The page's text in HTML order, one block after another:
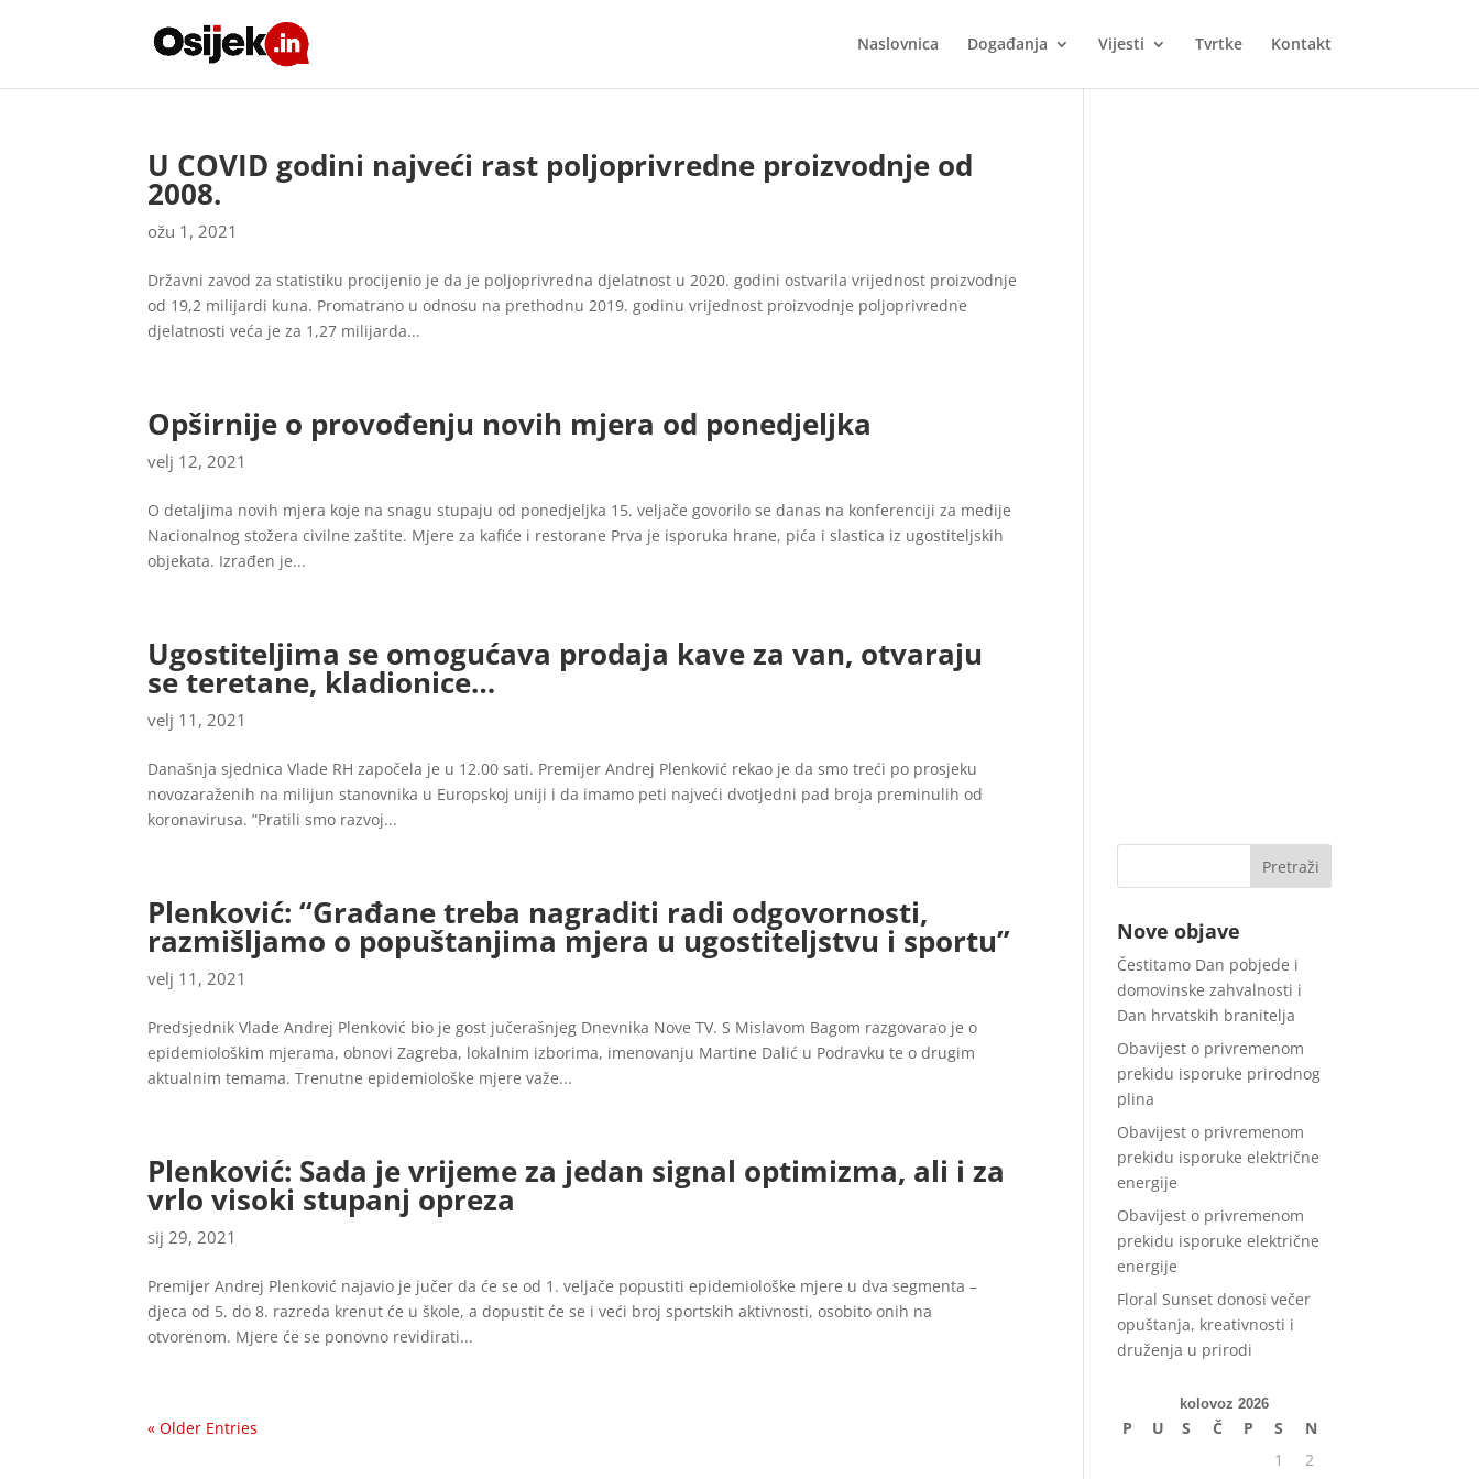
Naslovnica Događanja Vijesti Tvrtke Kontakt
U COVID godini najveći rast poljoprivredne proizvodnje od
2008.
ožu 1, 2021
Državni zavod za statistiku procijenio je da je poljoprivredna djelatnost u 2020. godini ostvarila vrijednost proizvodnje
od 19,2 milijardi kuna. Promatrano u odnosu na prethodnu 2019. godinu vrijednost proizvodnje poljoprivredne
djelatnosti veća je za 1,27 milijarda...
Opširnije o provođenju novih mjera od ponedjeljka
velj 12, 2021
O detaljima novih mjera koje na snagu stupaju od ponedjeljka 15. veljače govorilo se danas na konferenciji za medije
Nacionalnog stožera civilne zaštite. Mjere za kafiće i restorane Prva je isporuka hrane, pića i slastica iz ugostiteljskih
objekata. Izrađen je...
Ugostiteljima se omogućava prodaja kave za van, otvaraju
se teretane, kladionice…
velj 11, 2021
Današnja sjednica Vlade RH započela je u 12.00 sati. Premijer Andrej Plenković rekao je da smo treći po prosjeku
novozaraženih na milijun stanovnika u Europskoj uniji i da imamo peti najveći dvotjedni pad broja preminulih od
koronavirusa. ”Pratili smo razvoj...
Plenković: “Građane treba nagraditi radi odgovornosti,
razmišljamo o popuštanjima mjera u ugostiteljstvu i sportu”
velj 11, 2021
Predsjednik Vlade Andrej Plenković bio je gost jučerašnjeg Dnevnika Nove TV. S Mislavom Bagom razgovarao je o
epidemiološkim mjerama, obnovi Zagreba, lokalnim izborima, imenovanju Martine Dalić u Podravku te o drugim
aktualnim temama. Trenutne epidemiološke mjere važe...
Plenković: Sada je vrijeme za jedan signal optimizma, ali i za
vrlo visoki stupanj opreza
sij 29, 2021
Premijer Andrej Plenković najavio je jučer da će se od 1. veljače popustiti epidemiološke mjere u dva segmenta –
djeca od 5. do 8. razreda krenut će u škole, a dopustit će se i veći broj sportskih aktivnosti, osobito onih na
otvorenom. Mjere će se ponovno revidirati...
« Older Entries
Nove objave
Čestitamo Dan pobjede i
domovinske zahvalnosti i
Dan hrvatskih branitelja
Obavijest o privremenom
prekidu isporuke prirodnog
plina
Obavijest o privremenom
prekidu isporuke električne
energije
Obavijest o privremenom
prekidu isporuke električne
energije
Floral Sunset donosi večer
opuštanja, kreativnosti i
druženja u prirodi
kolovoz 2026
P U S Č P S
N
1
2